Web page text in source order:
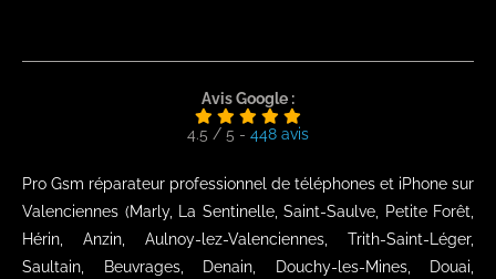
Avis Google :
4.5 / 5 - 448 avis
Pro Gsm réparateur professionnel de téléphones et iPhone sur
Valenciennes (Marly, La Sentinelle, Saint-Saulve, Petite Forêt,
Hérin, Anzin, Aulnoy-lez-Valenciennes, Trith-Saint-Léger,
Saultain, Beuvrages, Denain, Douchy-les-Mines, Douai,